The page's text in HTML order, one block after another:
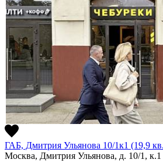
ГАБ, Дмитрия Ульянова 10/1к1 (19,9
Москва, Дмитрия Ульянова, д. 10/1, к.1